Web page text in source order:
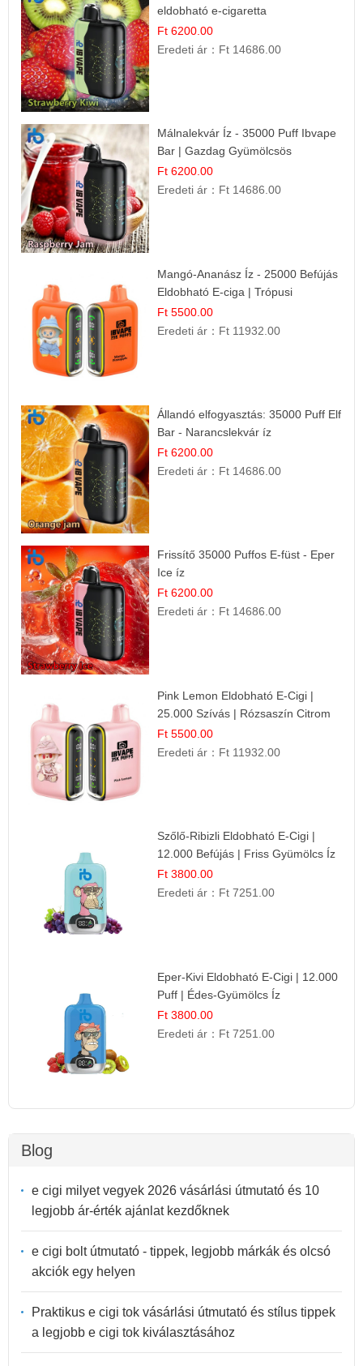
eldobható e-cigaretta
Ft 6200.00
Eredeti ár： Ft 14686.00
Málnalekvár Íz - 35000 Puff Ibvape
Bar | Gazdag Gyümölcsös
Ízélmény!
Ft 6200.00
Eredeti ár： Ft 14686.00
Mangó-Ananász Íz - 25000 Befújás
Eldobható E-ciga | Trópusi
Gyümölcs Élmény!
Ft 5500.00
Eredeti ár： Ft 11932.00
Állandó elfogyasztás: 35000 Puff Elf
Bar - Narancslekvár íz
Ft 6200.00
Eredeti ár： Ft 14686.00
Frissítő 35000 Puffos E-füst - Eper
Ice íz
Ft 6200.00
Eredeti ár： Ft 14686.00
Pink Lemon Eldobható E-Cigi |
25.000 Szívás | Rózsaszín Citrom
Íz
Ft 5500.00
Eredeti ár： Ft 11932.00
Szőlő-Ribizli Eldobható E-Cigi |
12.000 Befújás | Friss Gyümölcs Íz
Ft 3800.00
Eredeti ár： Ft 7251.00
Eper-Kivi Eldobható E-Cigi | 12.000
Puff | Édes-Gyümölcs Íz
Ft 3800.00
Eredeti ár： Ft 7251.00
Blog
e cigi milyet vegyek 2026 vásárlási útmutató és 10
legjobb ár-érték ajánlat kezdőknek
e cigi bolt útmutató - tippek, legjobb márkák és olcsó
akciók egy helyen
Praktikus e cigi tok vásárlási útmutató és stílus tippek
a legjobb e cigi tok kiválasztásához